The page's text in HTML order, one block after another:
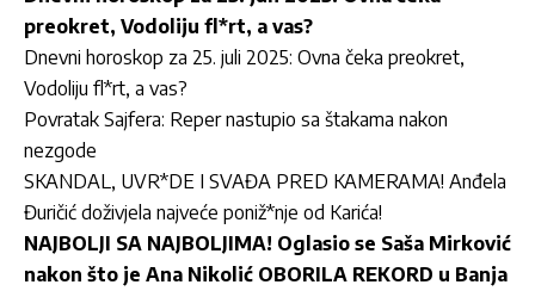
preokret, Vodoliju fl*rt, a vas?
Dnevni horoskop za 25. juli 2025: Ovna čeka preokret,
Vodoliju fl*rt, a vas?
Povratak Sajfera: Reper nastupio sa štakama nakon
nezgode
SKANDAL, UVR*DE I SVAĐA PRED KAMERAMA! Anđela
Đuričić doživjela najveće poniž*nje od Karića!
NAJBOLJI SA NAJBOLJIMA! Oglasio se Saša Mirković
nakon što je Ana Nikolić OBORILA REKORD u Banja